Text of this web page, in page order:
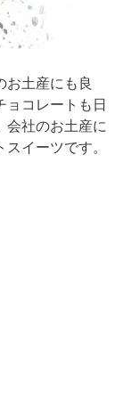
photo/2
土産にも良
ョコレートも日
会社のお土産に
イーツです。